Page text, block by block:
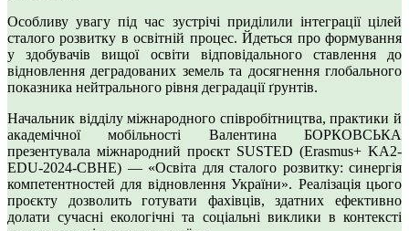
Особливу увагу під час зустрічі приділили інтеграції цілей
сталого розвитку в освітній процес. Йдеться про формування
у здобувачів вищої освіти відповідального ставлення до
відновлення деградованих земель та досягнення глобального
показника нейтрального рівня деградації ґрунтів.
Начальник відділу міжнародного співробітництва, практики й
академічної мобільності Валентина БОРКОВСЬКА
презентувала міжнародний проєкт SUSTED (Erasmus+ KA2-
EDU-2024-CBHE) — «Освіта для сталого розвитку: синергія
компетентностей для відновлення України». Реалізація цього
проєкту дозволить готувати фахівців, здатних ефективно
долати сучасні екологічні та соціальні виклики в контексті